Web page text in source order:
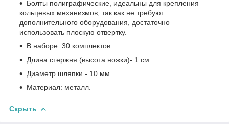
Болты полиграфические, идеальны для крепления
кольцевых механизмов, так как не требуют
дополнительного оборудования, достаточно
использовать плоскую отвертку.
В наборе 30 комплектов
Длина стержня (высота ножки)- 1 см.
Диаметр шляпки - 10 мм.
Материал: металл.
Скрыть